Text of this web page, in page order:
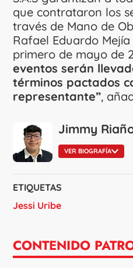
que contrataron los
través de Mano de
Rafael Eduardo
primero de mayo de
eventos serán
términos pactados
representante”,
Jimmy
VER BIOGRAFÍA
ETIQUETAS
Jessi Uribe
CONTENIDO